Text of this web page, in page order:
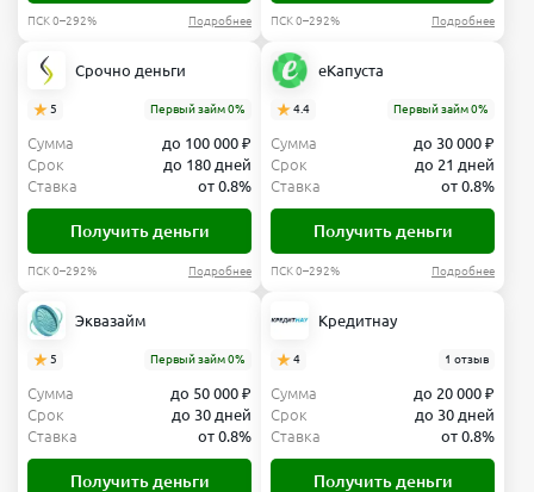
ПСК 0–292% Подробнее ПСК 0–292% Подробнее
Срочно деньги
5 Первый займ 0%
Сумма
до 100 000 ₽
Срок
до 180 дней
Ставка
от 0.8%
Получить деньги
ПСК 0–292% Подробнее
еКапуста
4.4 Первый займ 0%
Сумма
до 30 000 ₽
Срок
до 21 дней
Ставка
от 0.8%
Получить деньги
ПСК 0–292% Подробнее
Эквазайм
5 Первый займ 0%
Сумма
до 50 000 ₽
Срок
до 30 дней
Ставка
от 0.8%
Получить деньги
Кредитнау
4 1 отзыв
Сумма
до 20 000 ₽
Срок
до 30 дней
Ставка
от 0.8%
Получить деньги